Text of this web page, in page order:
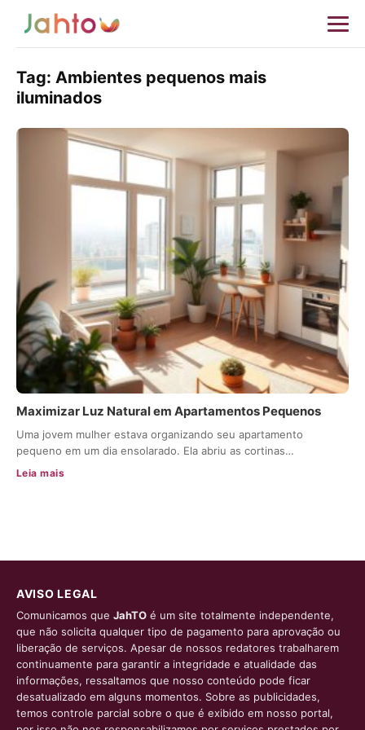
Tag: Ambientes pequenos mais
iluminados
Maximizar Luz Natural em Apartamentos Pequenos
Uma jovem mulher estava organizando seu apartamento
pequeno em um dia ensolarado. Ela abriu as cortinas…
Leia mais
AVISO LEGAL
Comunicamos que JahTO é um site totalmente independente,
que não solicita qualquer tipo de pagamento para aprovação ou
liberação de serviços. Apesar de nossos redatores trabalharem
continuamente para garantir a integridade e atualidade das
informações, ressaltamos que nosso conteúdo pode ficar
desatualizado em alguns momentos. Sobre as publicidades,
temos controle parcial sobre o que é exibido em nosso portal,